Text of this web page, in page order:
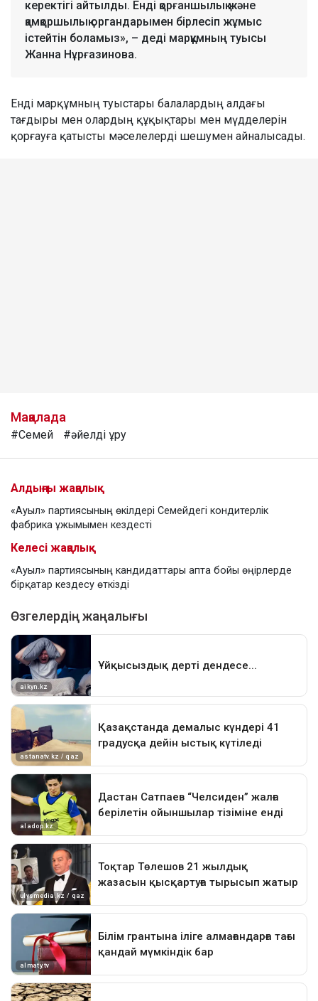
керектігі айтылды. Енді қорғаншылық және
қамқоршылық органдарымен бірлесіп жұмыс
істейтін боламыз», – деді марқұмның туысы
Жанна Нұрғазинова.
Енді марқұмның туыстары балалардың алдағы
тағдыры мен олардың құқықтары мен мүдделерін
қорғауға қатысты мәселелерді шешумен айналысады.
Мақалада
#Семей #әйелді ұру
Алдыңғы жаңалық
«Ауыл» партиясының өкілдері Семейдегі кондитерлік
фабрика ұжымымен кездесті
Келесі жаңалық
«Ауыл» партиясының кандидаттары апта бойы өңірлерде
бірқатар кездесу өткізді